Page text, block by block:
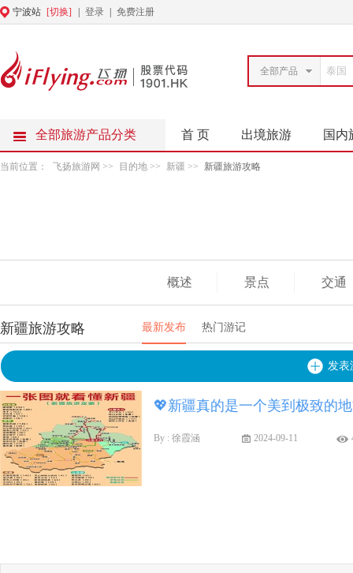
宁波站 [切换] 登录 免费注册
全部产品
全部旅游产品分类 首 页 出境旅游 国内
当前位置： 飞扬旅游网 >> 目的地 >> 新疆 >> 新疆旅游攻略
概述 景点 交通
新疆旅游攻略 最新发布 热门游记
发表
💖新疆真的是一个美到极致的
By : 徐霞涵 2024-09-11